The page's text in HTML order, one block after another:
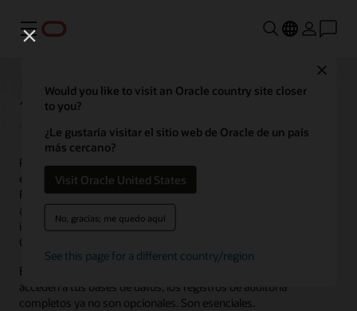
Menú
Would you like to visit an Oracle country site closer
to you?
¿Le gustaría visitar el sitio web de Oracle de un país
más cercano?
Visit Oracle United States
No, gracias; me quedo aquí
See this page for a different country/region
Audit Vault y Database Firewall
Protege datos sensibles y simplifica el cumplimiento en todo tu
entorno de bases de datos. Oracle Audit Vault and Database
Firewall monitorea la actividad de las bases de datos, bloquea
ataques de inyección SQL y automatiza la generación de
informes de cumplimiento para bases de datos Oracle y no
Oracle en la nube o en entornos on-premises.
En la era de los agentes de IA y los sistemas automatizados que
acceden a tus bases de datos, los registros de auditoría
completos ya no son opcionales. Son esenciales.